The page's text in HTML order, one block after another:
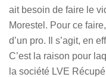
ait besoin de faire le
Morestel. Pour ce
d’un pro. Il s’agit, en
C’est la raison pour
la société LVE